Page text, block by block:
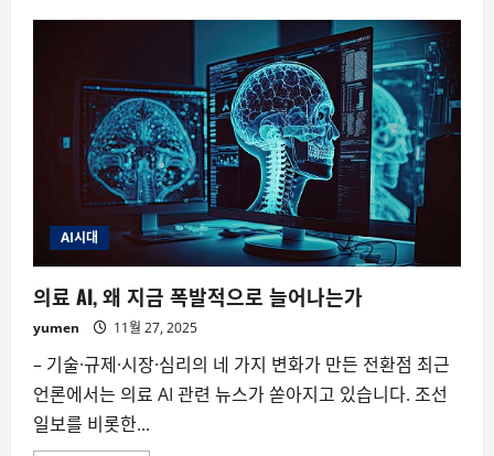
AI시대
의료 AI, 왜 지금 폭발적으로 늘어나는가
yumen 11월 27, 2025
– 기술·규제·시장·심리의 네 가지 변화가 만든 전환점 최근
언론에서는 의료 AI 관련 뉴스가 쏟아지고 있습니다. 조선
일보를 비롯한...